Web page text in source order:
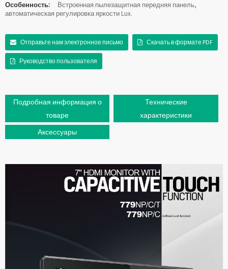
Особенность:
Встроенная пылезащитная передняя панель,
автоматическая регулировка яркости Lux.
Отправьте нам электронное письмо Скачать в формате PDF
Руководство пользователя
Подробная информация о
товаре
Технические
характеристики
Аксессуары